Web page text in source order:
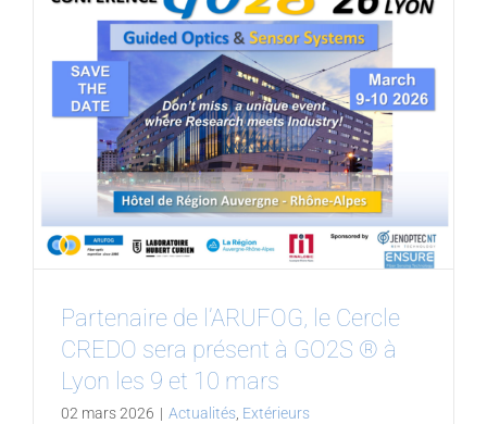
Partenaire de l’ARUFOG, le Cercle
CREDO sera présent à GO2S ® à
Lyon les 9 et 10 mars
02 mars 2026 | Actualités Extérieurs